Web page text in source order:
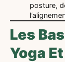
posture,
Les
Yoga